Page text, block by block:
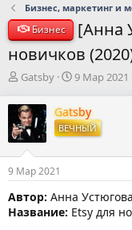
Бизнес, маркетинг и
Бизнес
[Анна
новичков
А
т
о
р
м
ы
Gatsby
Д
т
а
н
а
л
а
9 Мар 2021
Gatsby
ВЕЧНЫЙ
9 Мар 2021
Автор: Анна Устюгова
Название: Etsy для